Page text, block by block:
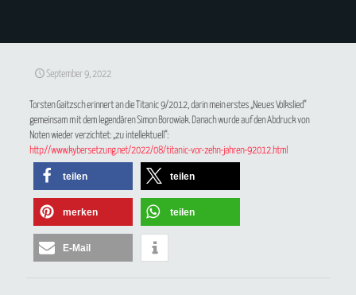
September 9, 2022
Torsten Gaitzsch erinnert an die Titanic 9/2012, darin mein erstes „NeuesVolkslied“
gemeinsam mit dem legendären Simon Borowiak. Danach wurde auf den Abdruck von
Noten wieder verzichtet: „zu intellektuell“:
http://www.kybersetzung.net/2022/08/titanic-vor-zehn-jahren-92012.html
teilen teilen
merken teilen
E-Mail